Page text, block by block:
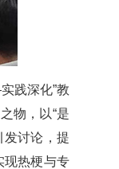
践深化”教
物，以“是
发讨论，提
现热梗与专